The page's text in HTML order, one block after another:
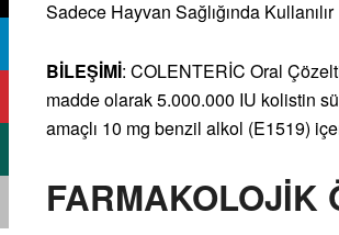
Sadece Hayvan Sağlığında Kullanılır
BİLEŞİMİ: COLENTERİC Oral
madde olarak 5.000.000 IU kolistin
amaçlı 10 mg benzil alkol (E1519)
FARMAKOLOJİK